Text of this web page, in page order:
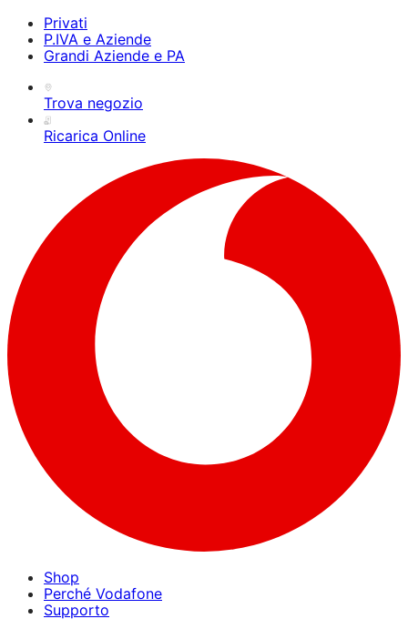
Privati
P.IVA e Aziende
Grandi Aziende e PA
Trova negozio
Ricarica Online
Shop
Perché Vodafone
Supporto